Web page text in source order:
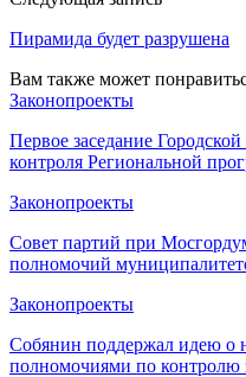
Пирамида будет разрушена
Вам также может
Законопроекты
Первое заседание
контроля Региональной
Законопроекты
Совет партий при
полномочий
Законопроекты
Собянин поддержал идею о
полномочиями по